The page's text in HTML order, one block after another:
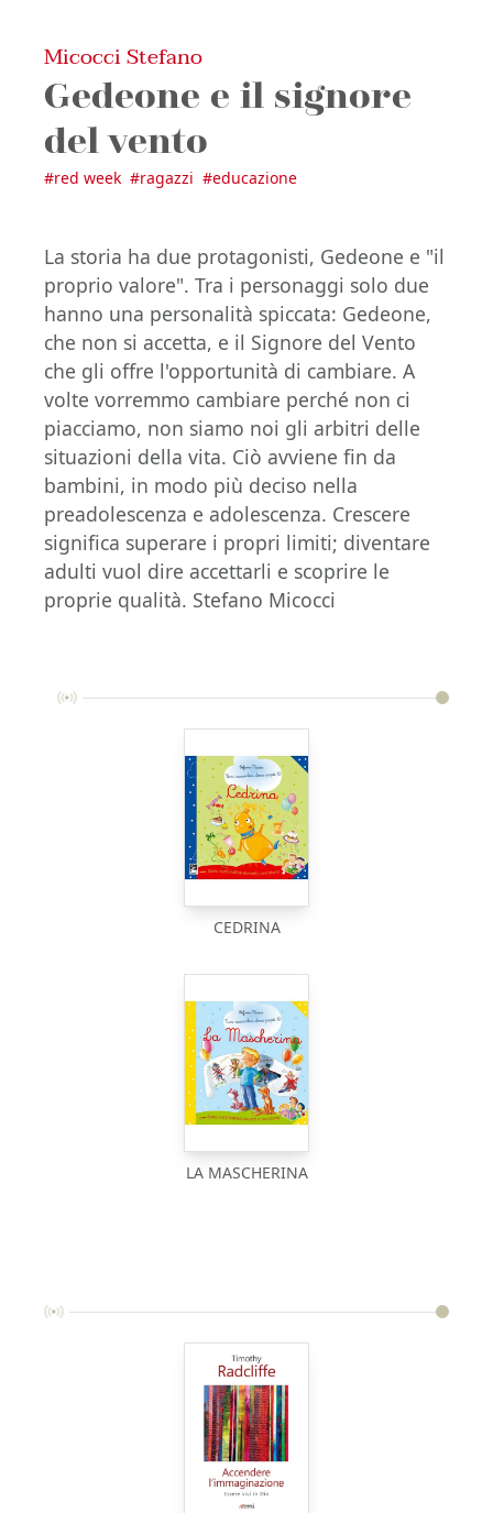
Micocci Stefano
Gedeone e il signore
del vento
#red week #ragazzi #educazione
La storia ha due protagonisti, Gedeone e "il
proprio valore". Tra i personaggi solo due
hanno una personalità spiccata: Gedeone,
che non si accetta, e il Signore del Vento
che gli offre l'opportunità di cambiare. A
volte vorremmo cambiare perché non ci
piacciamo, non siamo noi gli arbitri delle
situazioni della vita. Ciò avviene fin da
bambini, in modo più deciso nella
preadolescenza e adolescenza. Crescere
significa superare i propri limiti; diventare
adulti vuol dire accettarli e scoprire le
proprie qualità. Stefano Micocci
CEDRINA
LA MASCHERINA